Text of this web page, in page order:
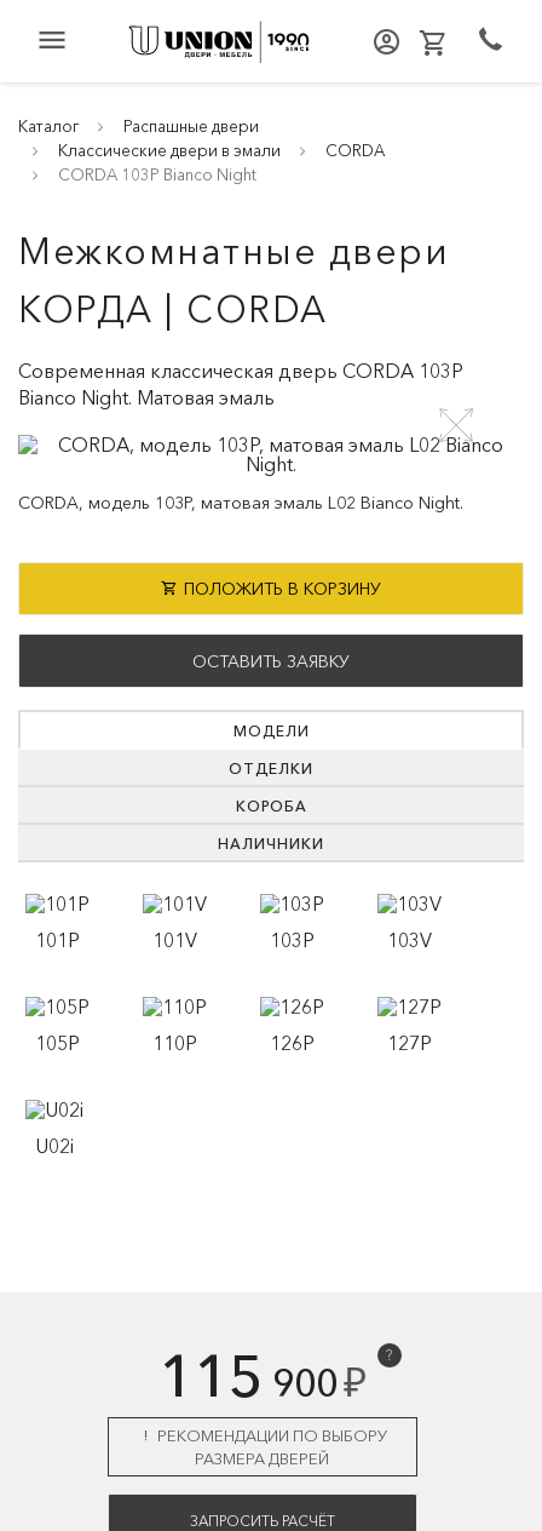
menu
Каталог
Распашные двери
Классические двери в эмали
CORDA
CORDA 103P Bianco Night
Межкомнатные двери
КОРДА | CORDA
Современная классическая дверь CORDA 103P
Bianco Night. Матовая эмаль
CORDA, модель 103P, матовая эмаль L02 Bianco Night.
ПОЛОЖИТЬ В КОРЗИНУ
ОСТАВИТЬ ЗАЯВКУ
МОДЕЛИ
ОТДЕЛКИ
КОРОБА
НАЛИЧНИКИ
101P 101V 103P 103V
105P 110P 126P 127P
U02i
115 900₽
?
РЕКОМЕНДАЦИИ ПО ВЫБОРУ
РАЗМЕРА ДВЕРЕЙ
ЗАПРОСИТЬ РАСЧЁТ